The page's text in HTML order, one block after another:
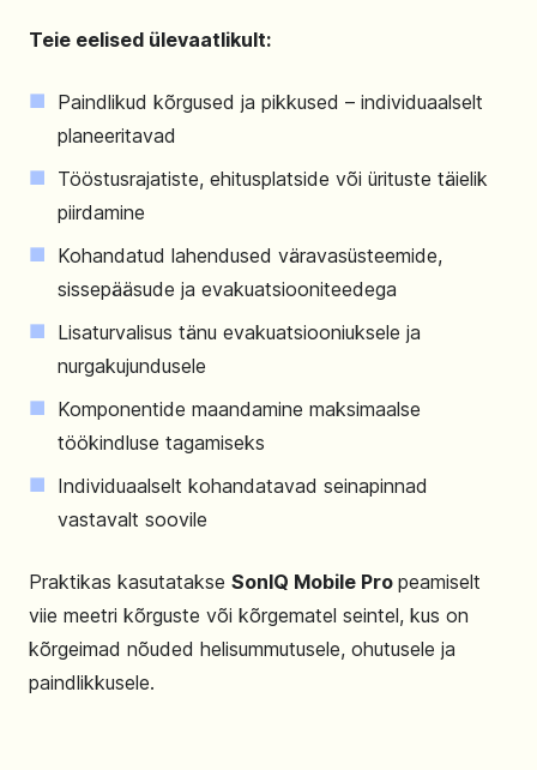
Teie eelised ülevaatlikult:
Paindlikud kõrgused ja pikkused – individuaalselt
planeeritavad
Tööstusrajatiste, ehitusplatside või ürituste täielik
piirdamine
Kohandatud lahendused väravasüsteemide,
sissepääsude ja evakuatsiooniteedega
Lisaturvalisus tänu evakuatsiooniuksele ja
nurgakujundusele
Komponentide maandamine maksimaalse
töökindluse tagamiseks
Individuaalselt kohandatavad seinapinnad
vastavalt soovile
Praktikas kasutatakse SonIQ Mobile Pro peamiselt
viie meetri kõrguste või kõrgematel seintel, kus on
kõrgeimad nõuded helisummutusele, ohutusele ja
paindlikkusele.